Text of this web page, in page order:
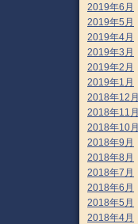
2019年6月
2019年5月
2019年4月
2019年3月
2019年2月
2019年1月
2018年12月
2018年11月
2018年10月
2018年9月
2018年8月
2018年7月
2018年6月
2018年5月
2018年4月